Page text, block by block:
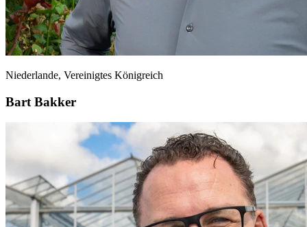
Niederlande, Vereinigtes Königreich
Bart Bakker